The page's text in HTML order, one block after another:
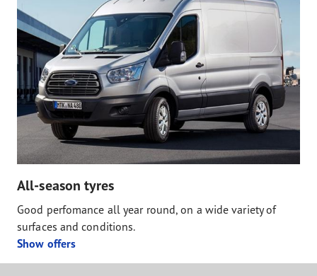
All-season tyres
Good perfomance all year round, on a wide variety of
surfaces and conditions.
Show offers